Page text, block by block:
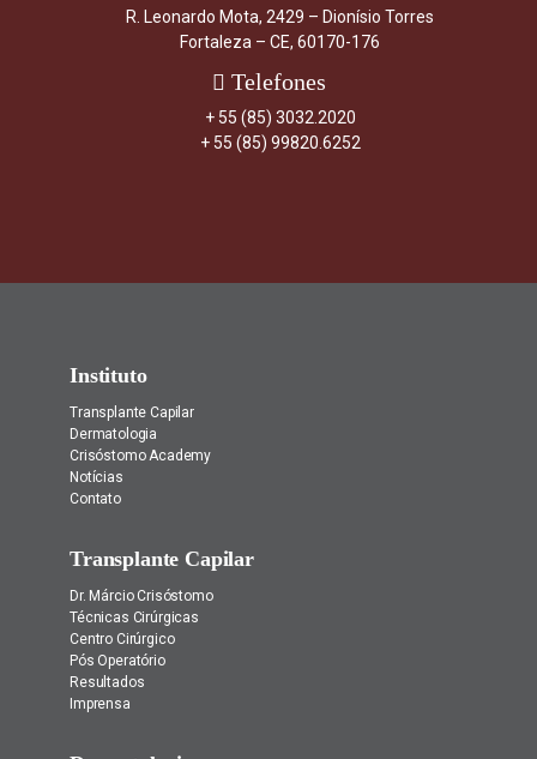
R. Leonardo Mota, 2429 – Dionísio Torres
Fortaleza – CE, 60170-176
Telefones
+ 55 (85) 3032.2020
+ 55 (85) 99820.6252
Instituto
Transplante Capilar
Dermatologia
Crisóstomo Academy
Notícias
Contato
Transplante Capilar
Dr. Márcio Crisóstomo
Técnicas Cirúrgicas
Centro Cirúrgico
Pós Operatório
Resultados
Imprensa